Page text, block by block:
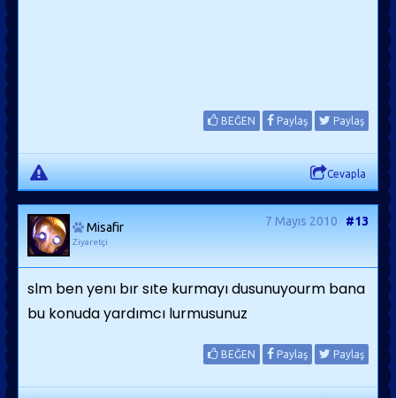
BEĞEN Paylaş Paylaş
Cevapla
Misafir
Ziyaretçi
7 Mayıs 2010 #13
slm ben yenı bır sıte kurmayı dusunuyourm bana
bu konuda yardımcı lurmusunuz
BEĞEN Paylaş Paylaş